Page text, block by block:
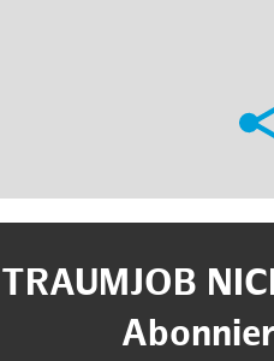
TRAUMJOB